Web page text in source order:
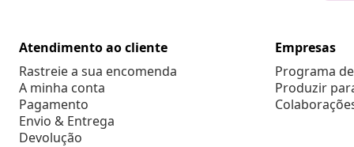
Atendimento ao cliente
Rastreie a sua encomenda
A minha conta
Pagamento
Envio & Entrega
Devolução
Empresas
Programa
Produzir